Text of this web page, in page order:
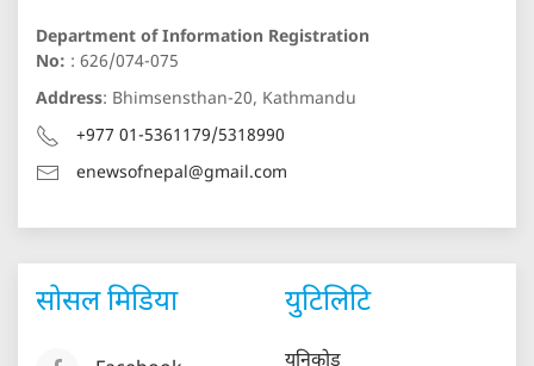
Department of Information Registration
No: : 626/074-075
Address: Bhimsensthan-20, Kathmandu
+977 01-5361179/5318990
enewsofnepal@gmail.com
सोसल मिडिया युटिलिटि